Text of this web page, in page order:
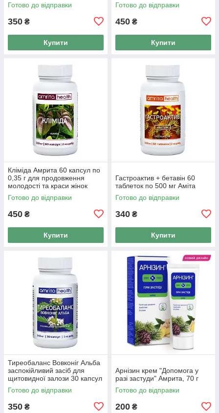
Готово до відправки
350 ₴
Купити
Готово до відправки
450 ₴
Купити
Кліміда Амрита 60 капсул по
0,35 г для продовження
молодості та краси жінок
Готово до відправки
450 ₴
Купити
Гастроактив + бетавін 60
таблеток по 500 мг Аміта
Готово до відправки
340 ₴
Купити
Тиреобаланс Вовконіг Альба
заспокійливий засіб для
щитовидної залози 30 капсул
340 мг Амрита
Готово до відправки
350 ₴
Арнізин крем "Допомога у
разі застуди" Амрита, 70 г
Готово до відправки
200 ₴